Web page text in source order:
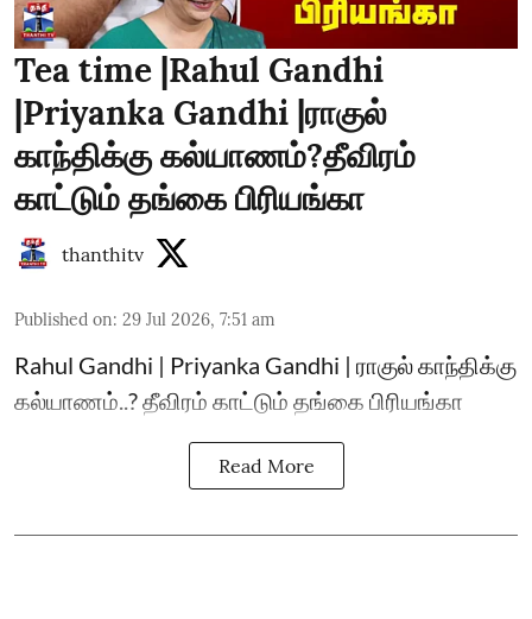
Tea time |Rahul Gandhi
|Priyanka Gandhi |ராகுல்
காந்திக்கு கல்யாணம்?தீவிரம்
காட்டும் தங்கை பிரியங்கா
thanthitv
Published on: 29 Jul 2026, 7:51 am
Rahul Gandhi | Priyanka Gandhi | ராகுல் காந்திக்கு
கல்யாணம்..? தீவிரம் காட்டும் தங்கை பிரியங்கா
Read More